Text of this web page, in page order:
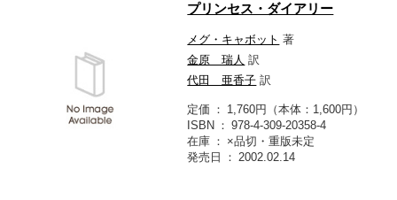
プリンセス・ダイアリー
メグ・キャボット 著
金原 瑞人 訳
代田 亜香子 訳
定価
1,760円（本体：1,600円）
ISBN
978-4-309-20358-4
在庫
×品切・重版未定
発売日
2002.02.14